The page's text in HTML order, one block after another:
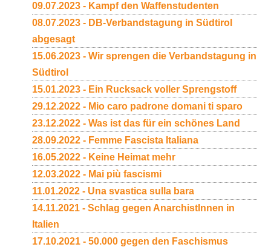
09.07.2023 - Kampf den Waffenstudenten
08.07.2023 - DB-Verbandstagung in Südtirol
abgesagt
15.06.2023 - Wir sprengen die Verbandstagung in
Südtirol
15.01.2023 - Ein Rucksack voller Sprengstoff
29.12.2022 - Mio caro padrone domani ti sparo
23.12.2022 - Was ist das für ein schönes Land
28.09.2022 - Femme Fascista Italiana
16.05.2022 - Keine Heimat mehr
12.03.2022 - Mai più fascismi
11.01.2022 - Una svastica sulla bara
14.11.2021 - Schlag gegen AnarchistInnen in
Italien
17.10.2021 - 50.000 gegen den Faschismus